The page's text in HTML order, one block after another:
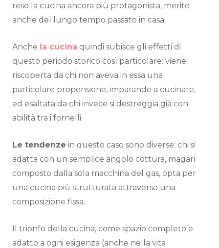
reso la cucina ancora più protagonista, merito
anche del lungo tempo passato in casa.
Anche la cucina quindi subisce gli effetti di
questo periodo storico così particolare: viene
riscoperta da chi non aveva in essa una
particolare propensione, imparando a cucinare,
ed esaltata da chi invece si destreggia già con
abilità tra i fornelli.
Le tendenze in questo caso sono diverse: chi si
adatta con un semplice angolo cottura, magari
composto dalla sola macchina del gas, opta per
una cucina più strutturata attraverso una
composizione fissa.
Il trionfo della cucina, come spazio completo e
adatto a ogni esigenza (anche nella vita